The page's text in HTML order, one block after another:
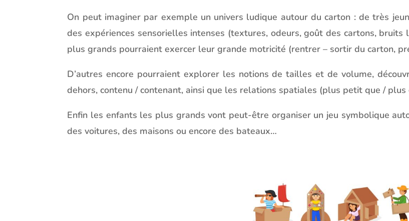
On peut imaginer par exemple un univers ludique autour du carton : de très
des expériences sensorielles intenses (textures, odeurs, goût des cartons,
plus grands pourraient exercer leur grande motricité (rentrer – sortir du carton,
D’autres encore pourraient explorer les notions de tailles et de volume,
dehors, contenu / contenant, ainsi que les relations spatiales (plus petit que /
Enfin les enfants les plus grands vont peut-être organiser un jeu symbolique
des voitures, des maisons ou encore des bateaux…